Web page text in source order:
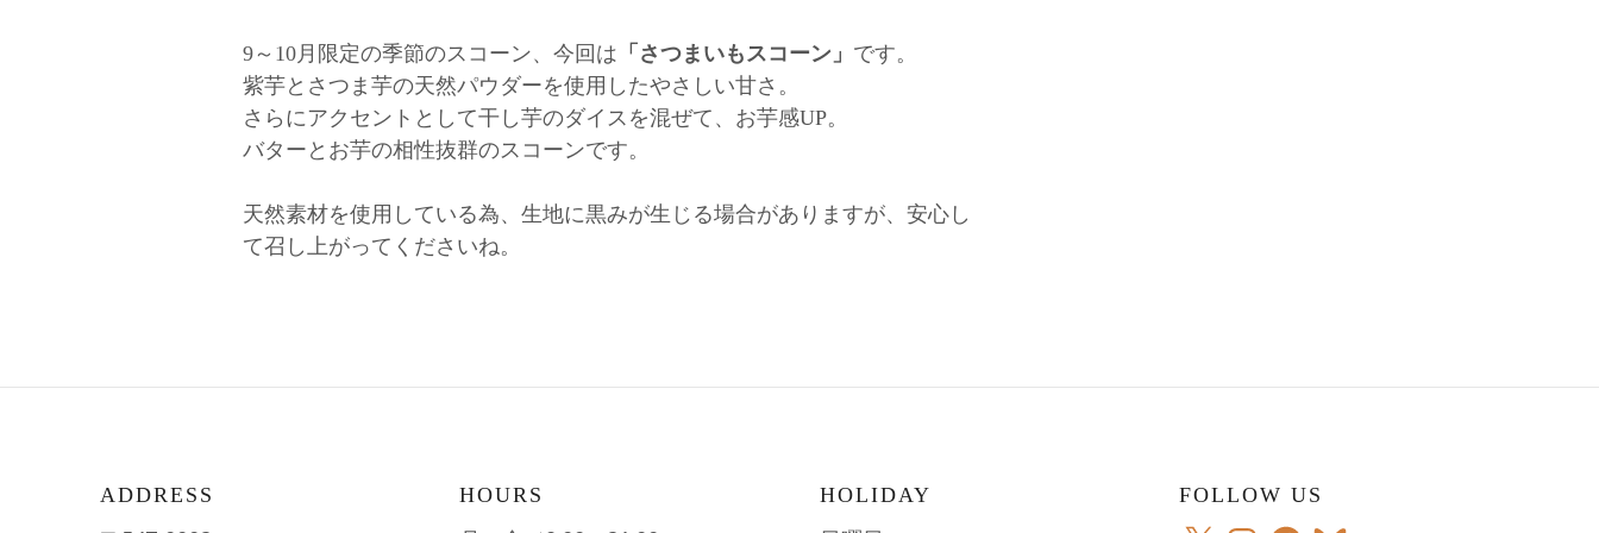
9～10月限定の季節のスコーン、今回は 「さつまいもスコーン」 です。
紫芋とさつま芋の天然パウダーを使用したやさしい甘さ。
さらにアクセントとして干し芋のダイスを混ぜて、お芋感UP。
バターとお芋の相性抜群のスコーンです。
天然素材を使用している為、生地に黒みが生じる場合がありますが、安心し
て召し上がってくださいね。
navigation
ADDRESS HOURS HOLIDAY FOLLOW US